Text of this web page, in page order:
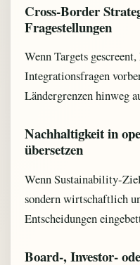
Cross-Border
Fragestellungen
Wenn Targets
Integrationsfragen
Ländergrenzen hinweg
Nachhaltigkeit in
übersetzen
Wenn Sustainability-
sondern wirtschaftlich
Entscheidungen
Board-, Investor-